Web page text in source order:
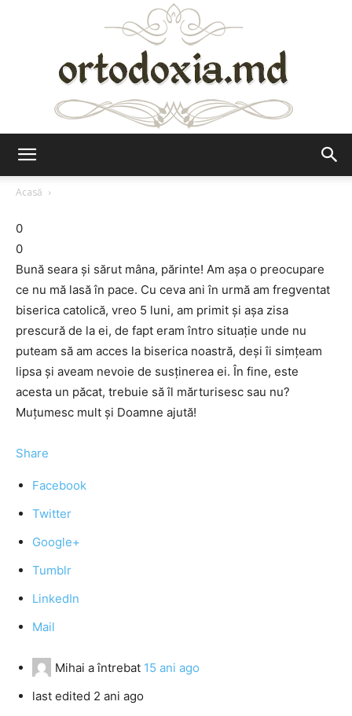
Acasă
0
0
Bună seara şi sărut mâna, părinte! Am aşa o preocupare
ce nu mă lasă în pace. Cu ceva ani în urmă am fregventat
biserica catolică, vreo 5 luni, am primit şi aşa zisa
prescură de la ei, de fapt eram întro situaţie unde nu
puteam să am acces la biserica noastră, deşi îi simţeam
lipsa şi aveam nevoie de susţinerea ei. În fine, este
acesta un păcat, trebuie să îl mărturisesc sau nu?
Muţumesc mult şi Doamne ajută!
Share
Facebook
Twitter
Google+
Tumblr
LinkedIn
Mail
Mihai a întrebat 15 ani ago
last edited 2 ani ago